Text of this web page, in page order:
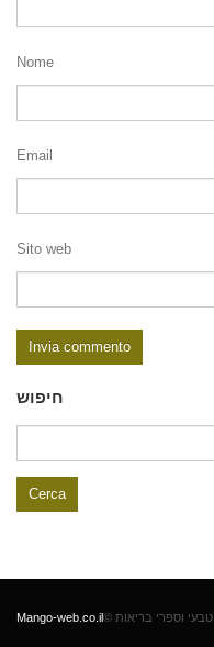
Nome
Email
Sito web
חיפוש
per:
טבעי וספרי בריאות Mango-web.co.il